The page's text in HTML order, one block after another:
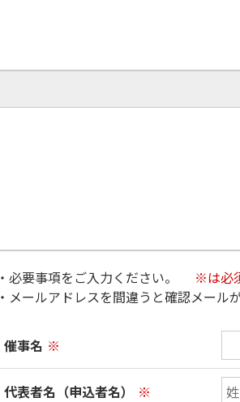
・必要事項をご入力ください。
※は必
・メールアドレスを間違うと確認メール
催事名 ※
代表者名（申込者名） ※